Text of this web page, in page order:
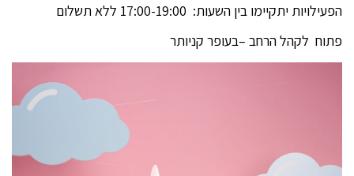
הפעילויות יתקיימו בין השעות: 17:00-19:00 ללא תשלום
פתוח לקהל הרחב –בעופר קניותר